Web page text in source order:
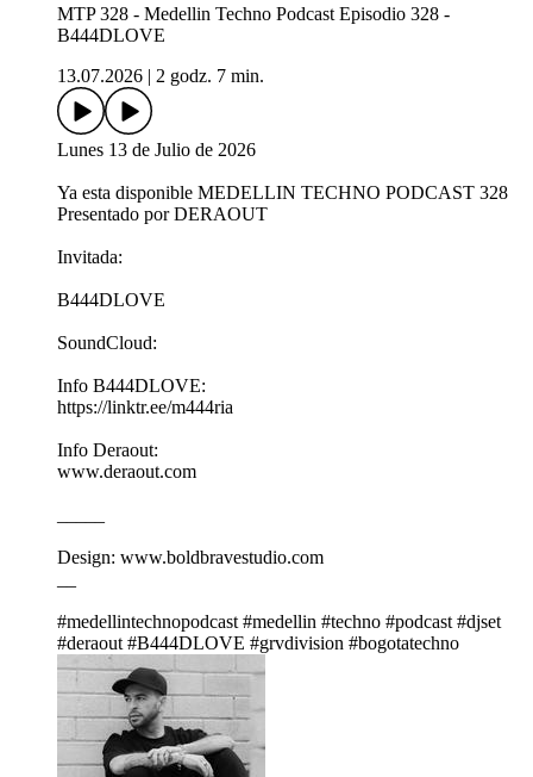
MTP 328 - Medellin Techno Podcast Episodio 328 -
B444DLOVE
13.07.2026
2 godz. 7 min.
Lunes 13 de Julio de 2026
Ya esta disponible MEDELLIN TECHNO PODCAST 328
Presentado por DERAOUT
Invitada:
B444DLOVE
SoundCloud:
Info B444DLOVE:
https://linktr.ee/m444ria
Info Deraout:
www.deraout.com
Design: www.boldbravestudio.com
#medellintechnopodcast #medellin #techno #podcast #djset
#deraout #B444DLOVE #grvdivision #bogotatechno